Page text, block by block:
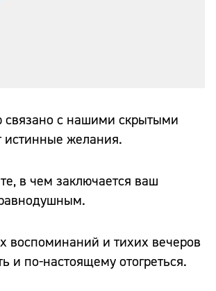
связано с нашими скрытыми
истинные желания.
в чем заключается ваш
воспоминаний и тихих вечеров
и по-настоящему отогреться.